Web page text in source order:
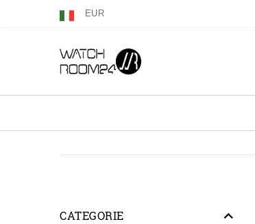
EUR
CATEGORIE